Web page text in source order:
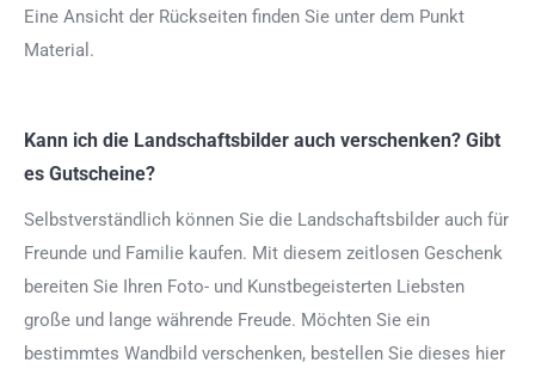
Eine Ansicht der Rückseiten finden Sie unter dem Punkt
Material.
Kann ich die Landschaftsbilder auch verschenken? Gibt
es Gutscheine?
Selbstverständlich können Sie die Landschaftsbilder auch für
Freunde und Familie kaufen. Mit diesem zeitlosen Geschenk
bereiten Sie Ihren Foto- und Kunstbegeisterten Liebsten
große und lange währende Freude. Möchten Sie ein
bestimmtes Wandbild verschenken, bestellen Sie dieses hier